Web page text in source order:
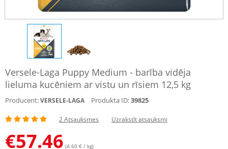
Versele-Laga Puppy Medium - barība vidēja
lieluma kucēniem ar vistu un rīsiem 12,5 kg
Producent:VERSELE-LAGA Produkta ID:39825
2 Atsauksmes Uzrakstīt atsauksmi
€57.46 (4.60 € / kg)